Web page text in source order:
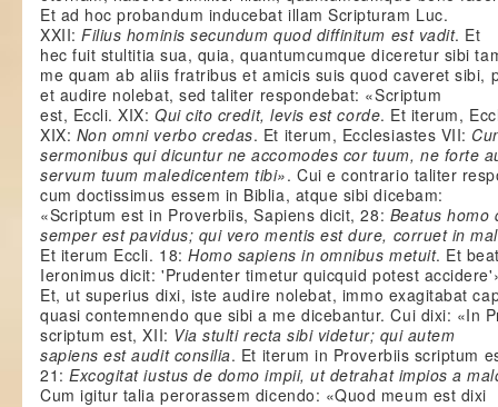
Et ad hoc probandum inducebat illam Scripturam Luc.
XXII:Filius hominis secundum quod diffinitum est vadit. Et
hec fuit stultitia sua, quia, quantumcumque diceretur sibi
me quam ab aliis fratribus et amicis suis quod caveret sibi,
et audire nolebat, sed taliter respondebat: «Scriptum
est, Eccli. XIX:Quicito credit, levis est corde. Et iterum,
XIX: Non omni verbo credas. Et iterum, Ecclesiastes VII:
sermonibus qui dicuntur ne accomodes cor tuum, ne forte
servum tuum maledicentem tibi». Cui e contrario taliter
cum doctissimus essem in Biblia, atque sibi dicebam:
«Scriptum est in Proverbiis, Sapiens dicit, 28: Beatus homo
semper est pavidus; qui vero mentis est dure, corruet in
Et iterum Eccli. 18:Homo sapiens in omnibus metuit. Et
Ieronimus dicit: 'Prudenter timetur quicquid potest
Et, ut superius dixi, iste audire nolebat, immo exagitabat
quasi contemnendo que sibi a me dicebantur. Cui dixi: «In
scriptum est, XII: Via stulti recta sibi videtur; qui autem
sapiens est audit consilia. Et iterum in Proverbiis scriptum
21: Excogitat iustus de domo impii, ut detrahat impios a
Cum igitur talia perorassem dicendo: «Quod meum est dixi